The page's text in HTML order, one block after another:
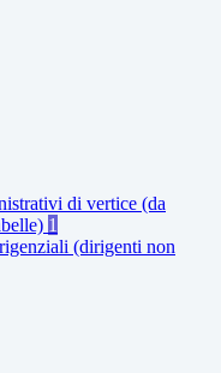
di vertice (da
1
(dirigenti non